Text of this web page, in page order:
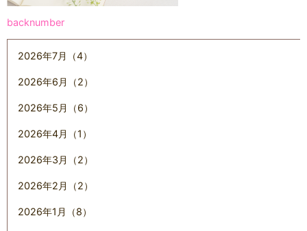
backnumber
2026年7月（4）
2026年6月（2）
2026年5月（6）
2026年4月（1）
2026年3月（2）
2026年2月（2）
2026年1月（8）